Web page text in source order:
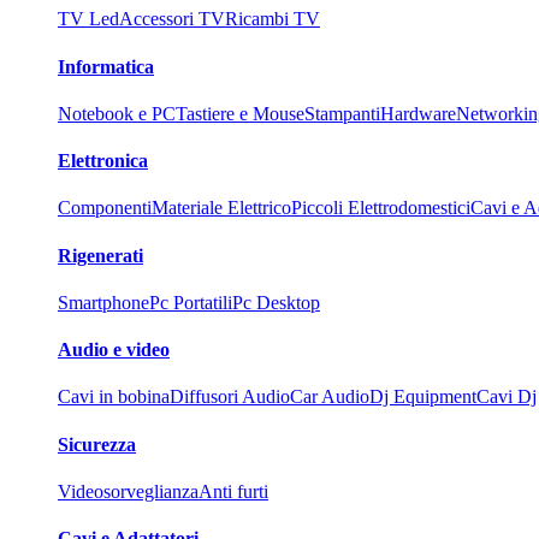
TV LedAccessori TVRicambi TV
Informatica
Notebook e PCTastiere e MouseStampantiHardware
Elettronica
ComponentiMateriale ElettricoPiccoli ElettrodomesticiCavi e
Rigenerati
SmartphonePc PortatiliPc Desktop
Audio e video
Cavi in bobinaDiffusori AudioCar AudioDj EquipmentCavi Dj
Sicurezza
VideosorveglianzaAnti furti